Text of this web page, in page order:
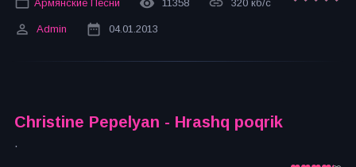
Армянские Песни 11358 320 кб/с
Admin 04.01.2013
Christine Pepelyan - Hrashq poqrik
.